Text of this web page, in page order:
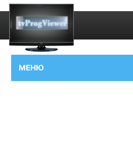
МЕНЮ